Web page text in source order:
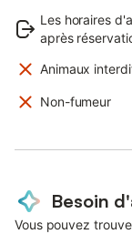
Les horaires
après
Animaux
Non-fumeur
Besoin
Vous pouvez